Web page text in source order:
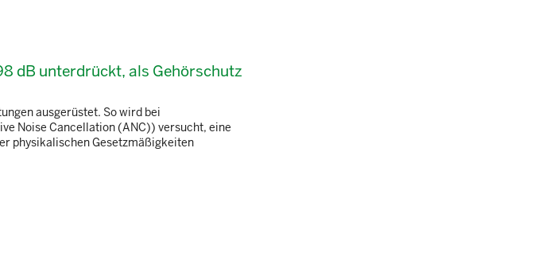
dB unterdrückt, als Gehörschutz
ausgerüstet. So wird bei
Noise Cancellation (ANC)) versucht, eine
physikalischen Gesetzmäßigkeiten